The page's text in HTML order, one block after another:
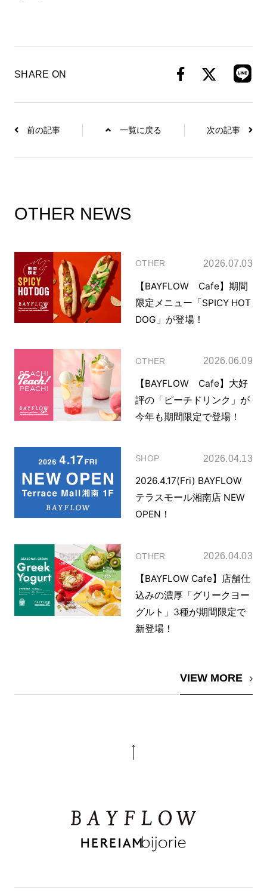
SHARE ON
前の記事 一覧に戻る 次の記事
OTHER NEWS
OTHER 2026.07.03
【BAYFLOW Cafe】期間
限定メニュー「SPICY HOT
DOG」が登場！
OTHER 2026.06.09
【BAYFLOW Cafe】大好
評の「ピーチドリンク」が
今年も期間限定で登場！
SHOP 2026.04.13
2026.4.17(Fri) BAYFLOW
テラスモール湘南店 NEW
OPEN！
OTHER 2026.04.03
【BAYFLOW Cafe】店舗仕
込みの濃厚「グリークヨー
グルト」3種が期間限定で
新登場！
VIEW MORE